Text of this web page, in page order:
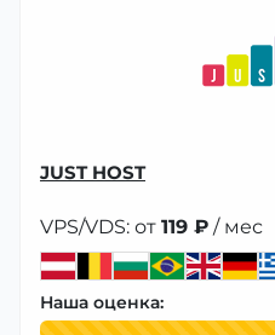
JUST HOST
VPS/VDS: от 119 ₽ / мес
Наша оценка: